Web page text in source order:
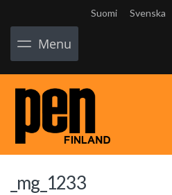
Suomi Svenska
Menu
_mg_1233